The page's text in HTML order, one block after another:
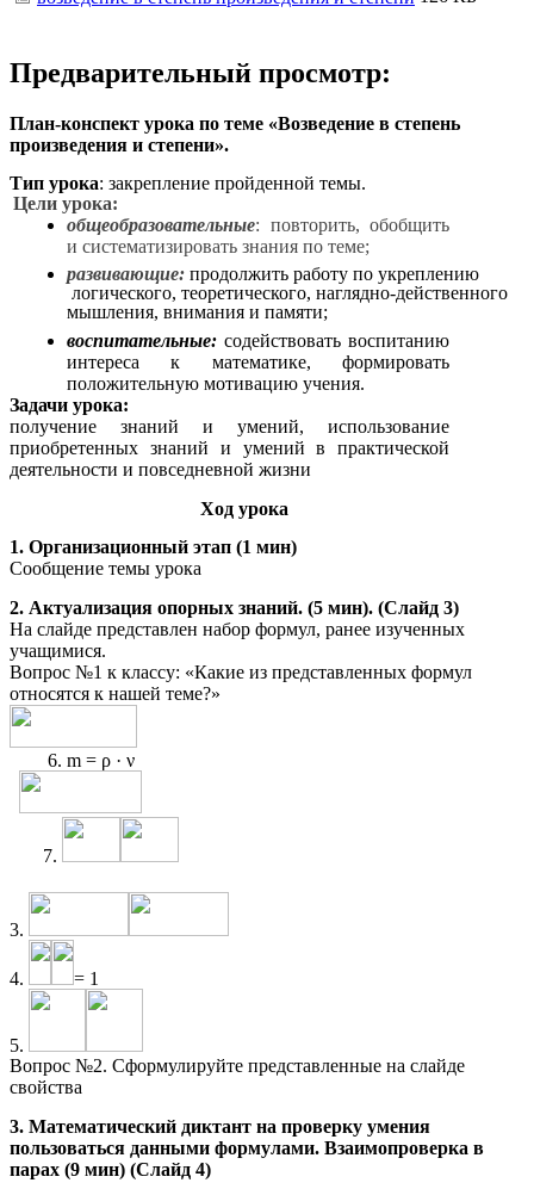
Предварительный просмотр:
План-конспект урока по теме «Возведение в степень
произведения и степени».
Тип урока: закрепление пройденной темы.
Цели урока:
общеобразовательные: повторить, обобщить
и систематизировать знания по теме;
развивающие: продолжить работу по укреплению
логического, теоретического, наглядно-действенного
мышления, внимания и памяти;
воспитательные: содействовать воспитанию
интереса к математике, формировать
положительную мотивацию учения.
Задачи урока:
получение знаний и умений, использование
приобретенных знаний и умений в практической
деятельности и повседневной жизни
Ход урока
1. Организационный этап (1 мин)
Сообщение темы урока
2. Актуализация опорных знаний. (5 мин). (Слайд 3)
На слайде представлен набор формул, ранее изученных
учащимися.
Вопрос №1 к классу: «Какие из представленных формул
относятся к нашей теме?»
6. m = ρ · ν
7.
3.
4. = 1
5.
Вопрос №2. Сформулируйте представленные на слайде
свойства
3. Математический диктант на проверку умения
пользоваться данными формулами. Взаимопроверка в
парах (9 мин) (Слайд 4)